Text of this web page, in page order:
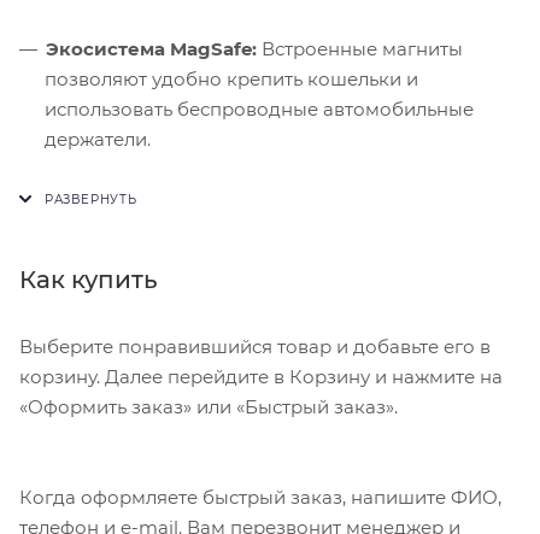
Экосистема MagSafe: Встроенные магниты
позволяют удобно крепить кошельки и
использовать беспроводные автомобильные
держатели.
на 30% меньше энергии, увеличивая общую
Защита от царапин:
микроцарапинам при ношении без пленки.
Как купить
Выберите понравившийся товар и добавьте его в
корзину. Далее перейдите в Корзину и нажмите на
«Оформить заказ» или «Быстрый заказ».
Когда оформляете быстрый заказ, напишите ФИО,
телефон и e-mail. Вам перезвонит менеджер и